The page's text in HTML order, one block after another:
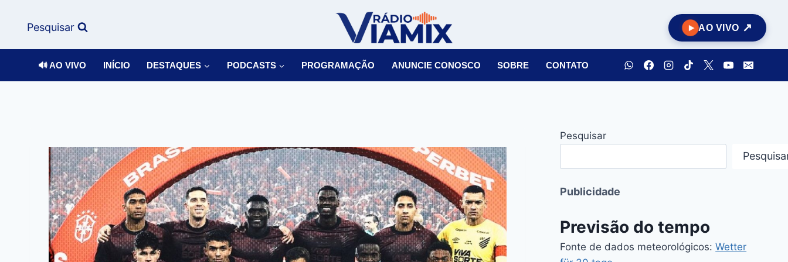
Pesquisar AO VIVO
🔊 AO VIVO INÍCIO DESTAQUES PODCASTS PROGRAMAÇÃO ANUNCIE CONOSCO SOBRE CONTATO
Pesquisar
Publicidade
Previsão do tempo
Fonte de dados meteorológicos:Wetter